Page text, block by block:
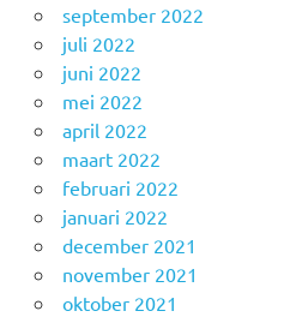
september 2022
juli 2022
juni 2022
mei 2022
april 2022
maart 2022
februari 2022
januari 2022
december 2021
november 2021
oktober 2021